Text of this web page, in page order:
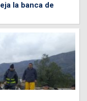
la banca de